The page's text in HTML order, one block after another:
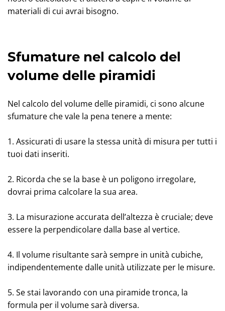
materiali di cui avrai bisogno.
Sfumature nel calcolo del
volume delle piramidi
Nel calcolo del volume delle piramidi, ci sono alcune
sfumature che vale la pena tenere a mente:
1. Assicurati di usare la stessa unità di misura per tutti i
tuoi dati inseriti.
2. Ricorda che se la base è un poligono irregolare,
dovrai prima calcolare la sua area.
3. La misurazione accurata dell’altezza è cruciale; deve
essere la perpendicolare dalla base al vertice.
4. Il volume risultante sarà sempre in unità cubiche,
indipendentemente dalle unità utilizzate per le misure.
5. Se stai lavorando con una piramide tronca, la
formula per il volume sarà diversa.